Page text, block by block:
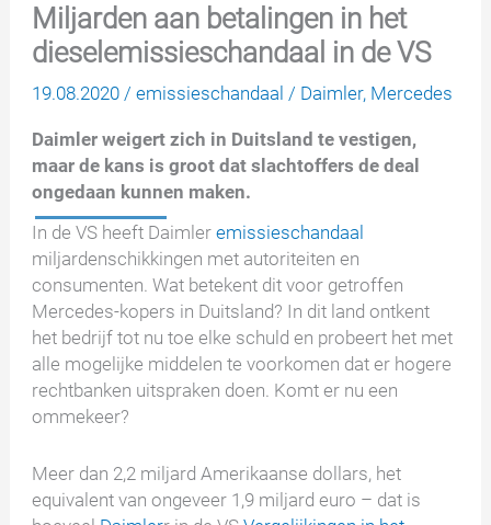
Miljarden aan betalingen in het
dieselemissieschandaal in de VS
19.08.2020/emissieschandaal / Daimler, Mercedes
Daimler weigert zich in Duitsland te vestigen,
maar de kans is groot dat slachtoffers de deal
ongedaan kunnen maken.
In de VS heeft Daimleremissieschandaal
miljardenschikkingen met autoriteiten en
consumenten. Wat betekent dit voor getroffen
Mercedes-kopers in Duitsland? In dit land ontkent
het bedrijf tot nu toe elke schuld en probeert het met
alle mogelijke middelen te voorkomen dat er hogere
rechtbanken uitspraken doen. Komt er nu een
ommekeer?
Meer dan 2,2 miljard Amerikaanse dollars, het
equivalent van ongeveer 1,9 miljard euro – dat is